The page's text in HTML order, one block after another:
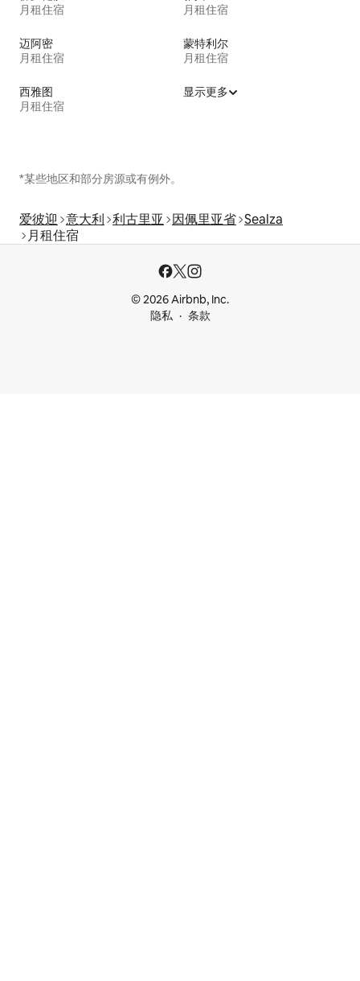
月租住宿
月租住宿
迈阿密
月租住宿
蒙特利尔
月租住宿
西雅图
月租住宿
显示更多
*某些地区和部分房源或有例外。
爱彼迎 意大利 利古里亚 因佩里亚省 Sealza
月租住宿
© 2026 Airbnb, Inc.
隐私
条款